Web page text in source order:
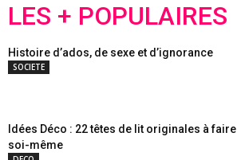
LES + POPULAIRES
Histoire d’ados, de sexe et d’ignorance
SOCIETE
Idées Déco : 22 têtes de lit originales à faire
soi-même